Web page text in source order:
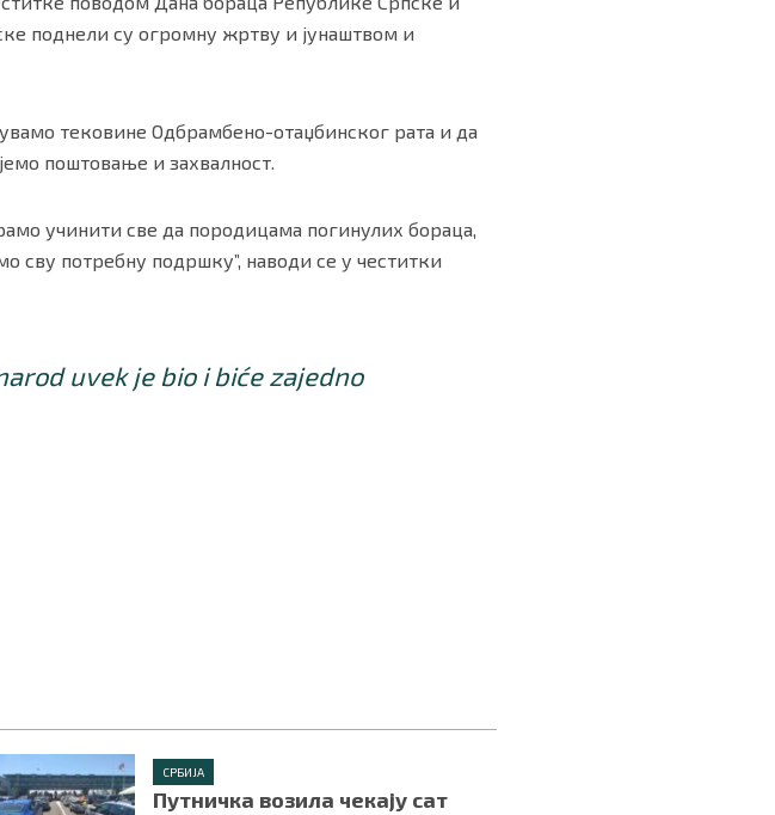
поднели су огромну жртву и јунаштвом и
тековине Одбрамбено-отаџбинског рата и да
поштовање и захвалност.
учинити све да породицама погинулих бораца,
потребну подршку”, наводи се у честитки
uvek je bio i biće zajedno
СРБИЈА
Путничка возила чекају сат